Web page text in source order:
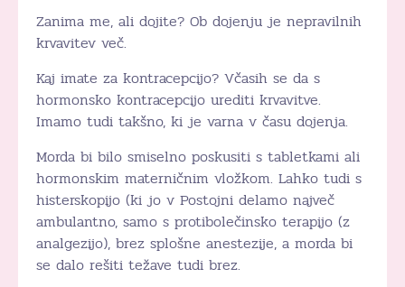
Zanima me, ali dojite? Ob dojenju je nepravilnih
krvavitev več.
Kaj imate za kontracepcijo? Včasih se da s
hormonsko kontracepcijo urediti krvavitve.
Imamo tudi takšno, ki je varna v času dojenja.
Morda bi bilo smiselno poskusiti s tabletkami ali
hormonskim materničnim vložkom. Lahko tudi s
histerskopijo (ki jo v Postojni delamo največ
ambulantno, samo s protibolečinsko terapijo (z
analgezijo), brez splošne anestezije, a morda bi
se dalo rešiti težave tudi brez.